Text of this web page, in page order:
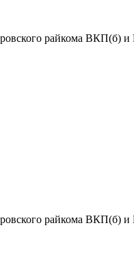
райкома ВКП(б) и
райкома ВКП(б) и